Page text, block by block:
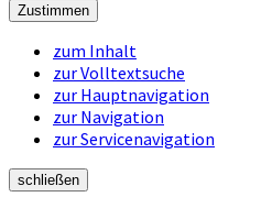
Zustimmen
zum Inhalt
zur Volltextsuche
zur Hauptnavigation
zur Navigation
zur Servicenavigation
schließen